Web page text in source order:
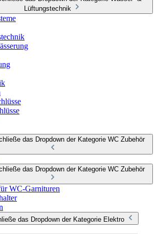
Lüftungstechnik
das Dropdown der Kategorie WC Zubehör
das Dropdown der Kategorie WC Zubehör
WC-Garnituren
das Dropdown der Kategorie Elektro